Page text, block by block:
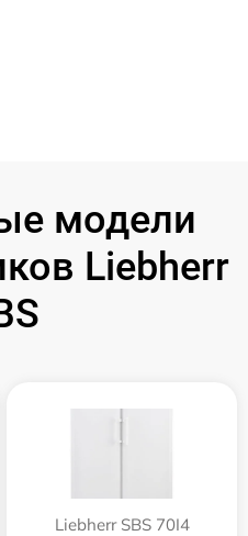
модели
Liebherr
Liebherr SBS 70I4